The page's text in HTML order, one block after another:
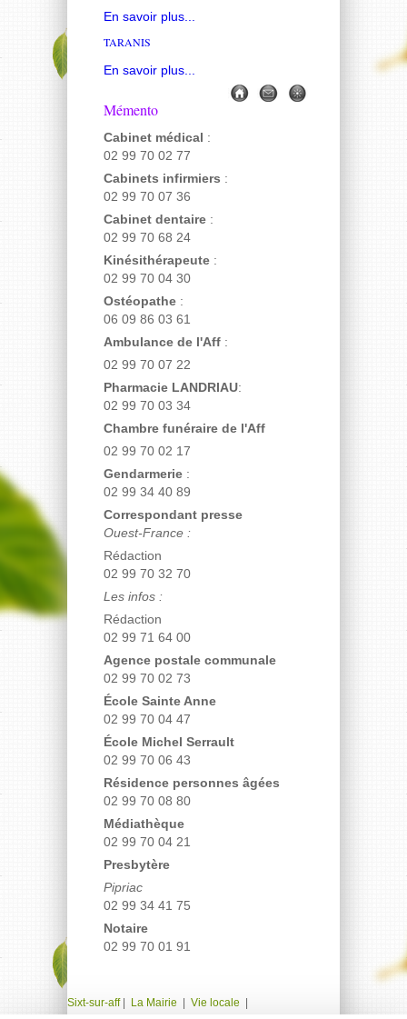
En savoir plus...
TARANIS
En savoir plus...
Mémento
Cabinet médical :
02 99 70 02 77
Cabinets infirmiers :
02 99 70 07 36
Cabinet dentaire :
02 99 70 68 24
Kinésithérapeute :
02 99 70 04 30
Ostéopathe :
06 09 86 03 61
Ambulance de l'Aff :
02 99 70 07 22
Pharmacie LANDRIAU:
02 99 70 03 34
Chambre funéraire de l'Aff
02 99 70 02 17
Gendarmerie :
02 99 34 40 89
Correspondant presse
Ouest-France :
Rédaction
02 99 70 32 70
Les infos :
Rédaction
02 99 71 64 00
Agence postale communale
02 99 70 02 73
École Sainte Anne
02 99 70 04 47
École Michel Serrault
02 99 70 06 43
Résidence personnes âgées
02 99 70 08 80
Médiathèque
02 99 70 04 21
Presbytère
Pipriac
02 99 34 41 75
Notaire
02 99 70 01 91
Sixt-sur-aff La Mairie Vie locale